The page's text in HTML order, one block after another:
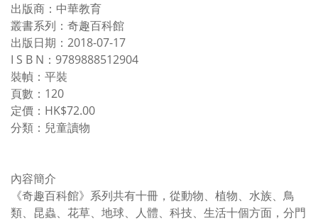
出版商：中華教育
叢書系列：奇趣百科館
出版日期：2018-07-17
I S B N：9789888512904
裝幀：平裝
頁數：120
定價：HK$72.00
分類：兒童讀物
內容簡介
《奇趣百科館》系列共有十冊，從動物、植物、水族、鳥
類、昆蟲、花草、地球、人體、科技、生活十個方面，分門